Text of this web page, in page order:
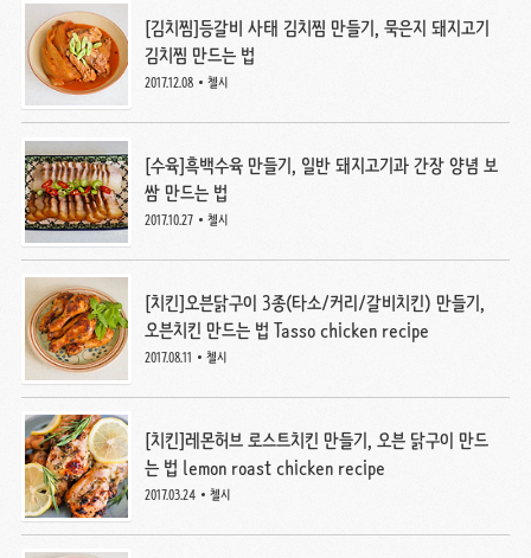
[김치찜]등갈비 사태 김치찜 만들기, 묵은지 돼지고기
김치찜 만드는 법
2017.12.08 첼시
[수육]흑백수육 만들기, 일반 돼지고기과 간장 양념 보
쌈 만드는 법
2017.10.27 첼시
[치킨]오븐닭구이 3종(타소/커리/갈비치킨) 만들기,
오븐치킨 만드는 법 Tasso chicken recipe
2017.08.11 첼시
[치킨]레몬허브 로스트치킨 만들기, 오븐 닭구이 만드
는 법 lemon roast chicken recipe
2017.03.24 첼시